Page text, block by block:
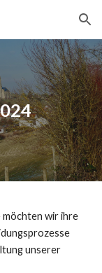
Skip to navigation
möchten wir ihre
unserer